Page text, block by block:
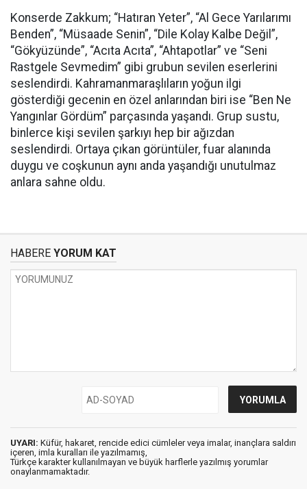
Konserde Zakkum; “Hatıran Yeter”, “Al Gece Yarılarımı
Benden”, “Müsaade Senin”, “Dile Kolay Kalbe Değil”,
“Gökyüzünde”, “Acıta Acıta”, “Ahtapotlar” ve “Seni
Rastgele Sevmedim” gibi grubun sevilen eserlerini
seslendirdi. Kahramanmaraşlıların yoğun ilgi
gösterdiği gecenin en özel anlarından biri ise “Ben Ne
Yangınlar Gördüm” parçasında yaşandı. Grup sustu,
binlerce kişi sevilen şarkıyı hep bir ağızdan
seslendirdi. Ortaya çıkan görüntüler, fuar alanında
duygu ve coşkunun aynı anda yaşandığı unutulmaz
anlara sahne oldu.
HABERE YORUM KAT
UYARI: Küfür, hakaret, rencide edici cümleler veya imalar, inançlara saldırı
içeren, imla kuralları ile yazılmamış,
Türkçe karakter kullanılmayan ve büyük harflerle yazılmış yorumlar
onaylanmamaktadır.